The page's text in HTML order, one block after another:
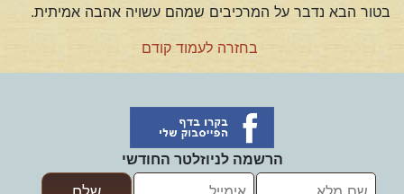
בטור הבא נדבר על המרכיבים שמהם עשויה אהבה אמיתית.
בחזרה לעמוד קודם
הרשמה לניוזלטר החודשי